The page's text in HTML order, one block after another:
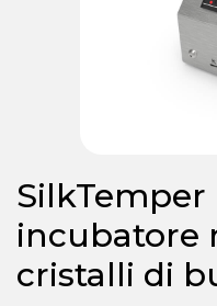
SilkTemper
incubatore
cristalli di